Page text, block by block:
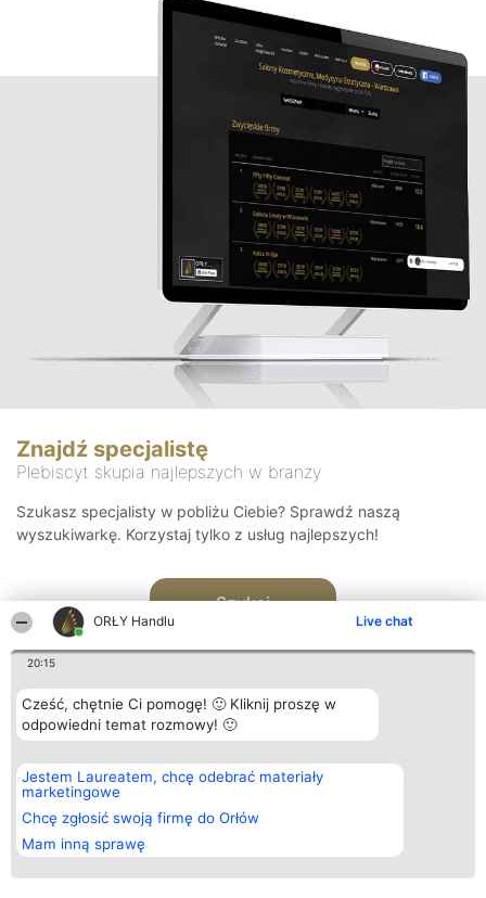
ORŁY Handlu Live chat
20:15
Cześć, chętnie Ci pomogę! 🙂 Kliknij proszę w
odpowiedni temat rozmowy! 🙂
Jestem Laureatem, chcę odebrać materiały
marketingowe
Chcę zgłosić swoją firmę do Orłów
Mam inną sprawę
Znajdź specjalistę
Plebiscyt skupia najlepszych w branży
Szukasz specjalisty w pobliżu Ciebie? Sprawdź naszą
wyszukiwarkę. Korzystaj tylko z usług najlepszych!
Szukaj
Organizator plebiscytu
Bright Side Solutions sp. z o.
o. sp. k.
ul. Ruska 22
Wrocław 50-079
KRS 0000749100 | Regon
381313360 | NIP 8943132676
Plebiscyt
Laureaci
wszystkich
Laureatów
Regulamin
Kontakt
Kontakt